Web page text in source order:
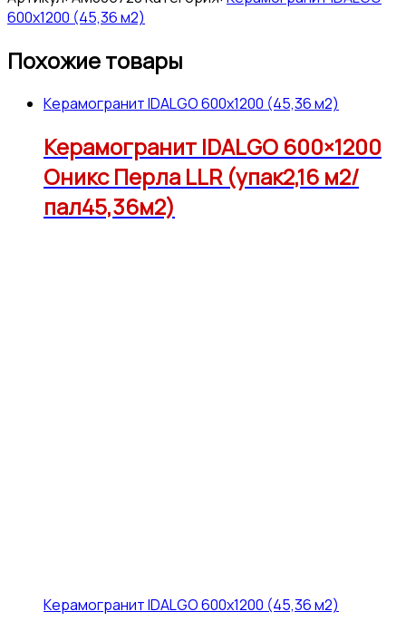
600x1200 (45,36 м2)
Похожие товары
Керамогранит IDALGO 600x1200 (45,36 м2)
Керамогранит IDALGO 600×1200
Оникс Перла LLR (упак2,16 м2/
пал45,36м2)
Керамогранит IDALGO 600x1200 (45,36 м2)